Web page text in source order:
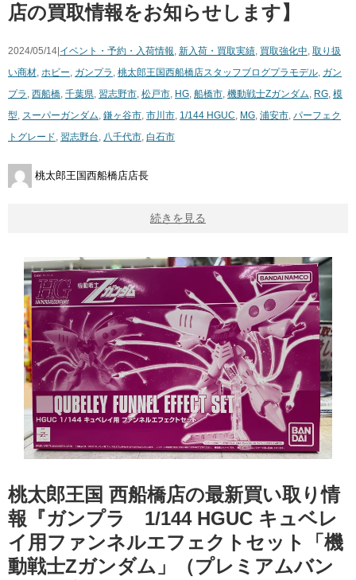
店の買取情報をお知らせします】
2024/05/14| イベント・予約・入荷情報, 新入荷・買取実績, 買取強化中, 取り扱
い商材, ホビー, ガンプラ , 桃太郎王国西船橋店スタッフブログプラモデル, ガン
プラ , 西船橋, 千葉県, 習志野市, 松戸市, HG, 船橋市, 機動戦士Zガンダム, RG, 模
型, スーパーガンダム, 鎌ヶ谷市, 市川市, 1/144 ​HGUC, MG, 浦安市, パーフェク
トグレード, 習志野台, 八千代市, 白石市
桃太郎王国西船橋店店長
続きを見る
桃太郎王国 西船橋店の最新買い取り情
報『ガンプラ 1/144 ​HGUC ​キュベレ
イ用ファンネルエフェクトセット「機
動戦士Zガンダム」（プレミアムバン